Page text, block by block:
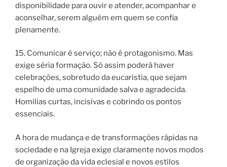
disponibilidade para ouvir e atender, acompanhar e
aconselhar, serem alguém em quem se confia
plenamente.
15. Comunicar é serviço; não é protagonismo. Mas
exige séria formação. Só assim poderá haver
celebrações, sobretudo da eucaristia, que sejam
espelho de uma comunidade salva e agradecida.
Homilias curtas, incisivas e cobrindo os pontos
essenciais.
A hora de mudança e de transformações rápidas na
sociedade e na Igreja exige claramente novos modos
de organização da vida eclesial e novos estilos